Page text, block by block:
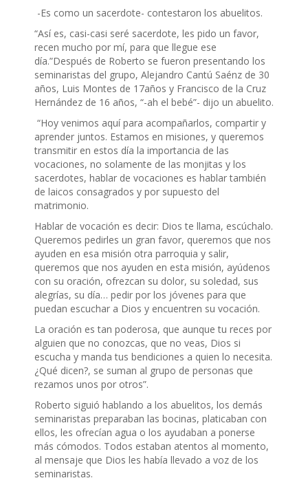
-Es como un sacerdote- contestaron los abuelitos.
“Así es, casi-casi seré sacerdote, les pido un favor,
recen mucho por mí, para que llegue ese
día.”Después de Roberto se fueron presentando los
seminaristas del grupo, Alejandro Cantú Saénz de 30
años, Luis Montes de 17años y Francisco de la Cruz
Hernández de 16 años, “-ah el bebé”- dijo un abuelito.
“Hoy venimos aquí para acompañarlos, compartir y
aprender juntos. Estamos en misiones, y queremos
transmitir en estos día la importancia de las
vocaciones, no solamente de las monjitas y los
sacerdotes, hablar de vocaciones es hablar también
de laicos consagrados y por supuesto del
matrimonio.
Hablar de vocación es decir: Dios te llama, escúchalo.
Queremos pedirles un gran favor, queremos que nos
ayuden en esa misión otra parroquia y salir,
queremos que nos ayuden en esta misión, ayúdenos
con su oración, ofrezcan su dolor, su soledad, sus
alegrías, su día… pedir por los jóvenes para que
puedan escuchar a Dios y encuentren su vocación.
La oración es tan poderosa, que aunque tu reces por
alguien que no conozcas, que no veas, Dios si
escucha y manda tus bendiciones a quien lo necesita.
¿Qué dicen?, se suman al grupo de personas que
rezamos unos por otros”.
Roberto siguió hablando a los abuelitos, los demás
seminaristas preparaban las bocinas, platicaban con
ellos, les ofrecían agua o los ayudaban a ponerse
más cómodos. Todos estaban atentos al momento,
al mensaje que Dios les había llevado a voz de los
seminaristas.